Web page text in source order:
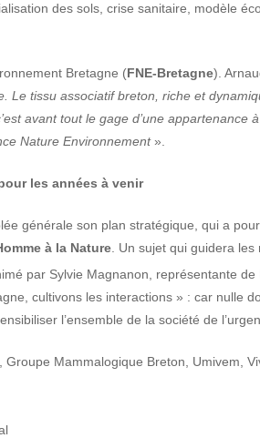
des sols, crise sanitaire, modèle
Bretagne (FNE-Bretagne).
Le tissu associatif breton, riche et
avant tout le gage d’une
Nature Environnement».
les années à venir
générale son plan stratégique, qui a
à la Nature. Un sujet qui guidera
par Sylvie Magnanon, représentante de
cultivons les interactions » : car nulle
l’ensemble de la société de
Mammalogique Breton, Umivem,